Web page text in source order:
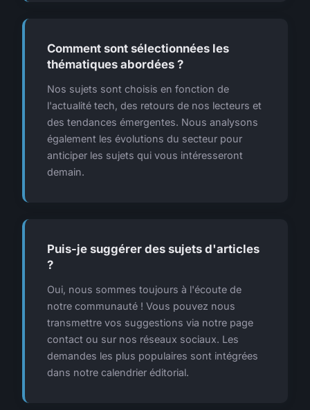
Comment sont sélectionnées les
thématiques abordées ?
Nos sujets sont choisis en fonction de
l'actualité tech, des retours de nos lecteurs et
des tendances émergentes. Nous analysons
également les évolutions du secteur pour
anticiper les sujets qui vous intéresseront
demain.
Puis-je suggérer des sujets d'articles
?
Oui, nous sommes toujours à l'écoute de
notre communauté ! Vous pouvez nous
transmettre vos suggestions via notre page
contact ou sur nos réseaux sociaux. Les
demandes les plus populaires sont intégrées
dans notre calendrier éditorial.